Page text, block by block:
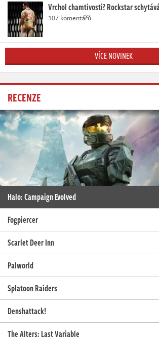
Vrchol chamtivosti? Rockstar
107 komentářů
VÍCE NOVINEK
RECENZE
Halo: Campaign Evolved
Fogpiercer
Scarlet Deer Inn
Palworld
Splatoon Raiders
Denshattack!
The Alters: Last Variable